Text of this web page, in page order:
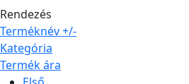
Rendezés
Terméknév +/-
Kategória
Termék ára